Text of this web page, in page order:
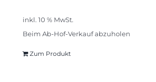
inkl. 10 % MwSt.
Beim Ab-Hof-Verkauf abzuholen
Zum Produkt